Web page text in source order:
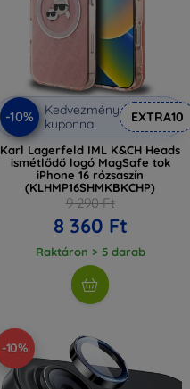
-10%
Kedvezmény
kuponnal
EXTRA10
Karl Lagerfeld IML K&CH Heads
ismétlődő logó MagSafe tok
iPhone 16 rózsaszín
(KLHMP16SHMKBKCHP)
9 290 Ft
8 360 Ft
Raktáron > 5 darab
-10%